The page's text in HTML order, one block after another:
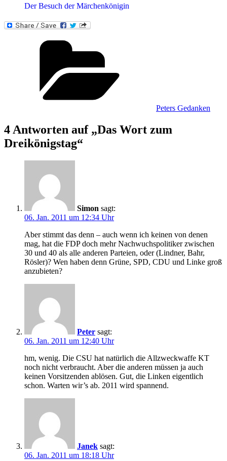
Der Besuch der Märchenkönigin
Peters Gedanken
4 Antworten auf „Das Wort zum
Dreikönigstag“
Simon sagt:
06. Jan. 2011 um 12:34 Uhr
Aber stimmt das denn – auch wenn ich keinen von denen
mag, hat die FDP doch mehr Nachwuchspolitiker zwischen
30 und 40 als alle anderen Parteien, oder (Lindner, Bahr,
Rösler)? Wen haben denn Grüne, SPD, CDU und Linke groß
anzubieten?
Peter sagt:
06. Jan. 2011 um 12:40 Uhr
hm, wenig. Die CSU hat natürlich die Allzweckwaffe KT
noch nicht verbraucht. Aber die anderen müssen ja auch
keinen Vorsitzenden ablösen. Gut, die Linken eigentlich
schon. Warten wir’s ab. 2011 wird spannend.
Janek sagt:
06. Jan. 2011 um 18:18 Uhr